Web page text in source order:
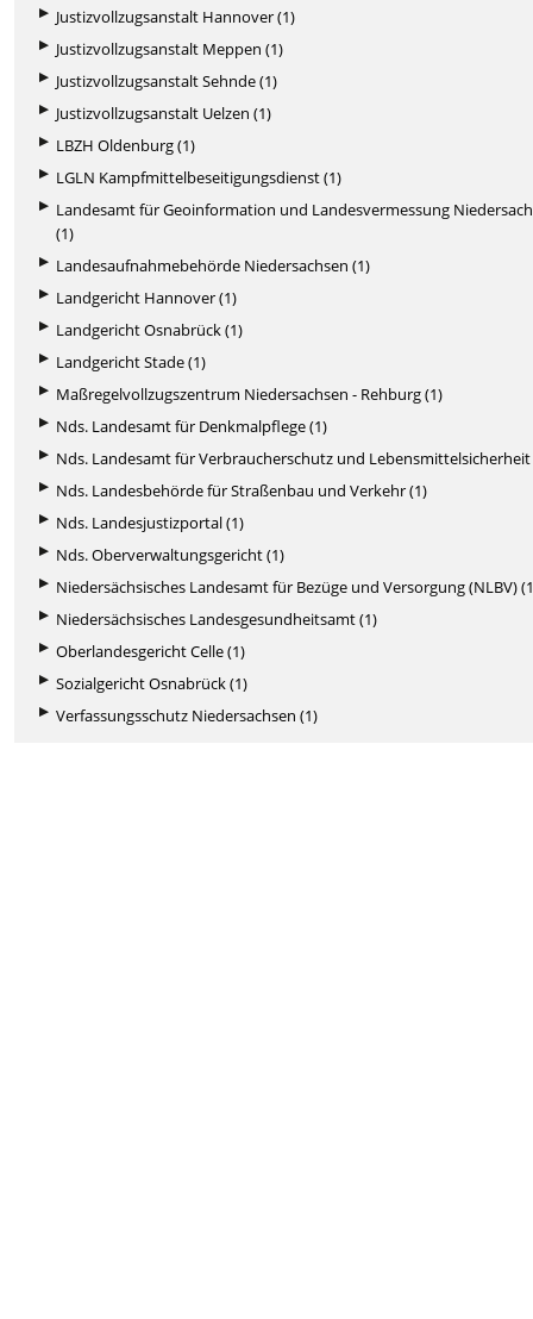
Justizvollzugsanstalt Hannover (1)
Justizvollzugsanstalt Meppen (1)
Justizvollzugsanstalt Sehnde (1)
Justizvollzugsanstalt Uelzen (1)
LBZH Oldenburg (1)
LGLN Kampfmittelbeseitigungsdienst (1)
Landesamt für Geoinformation und Landesvermessung
(1)
Landesaufnahmebehörde Niedersachsen (1)
Landgericht Hannover (1)
Landgericht Osnabrück (1)
Landgericht Stade (1)
Maßregelvollzugszentrum Niedersachsen - Rehburg (1)
Nds. Landesamt für Denkmalpflege (1)
Nds. Landesamt für Verbraucherschutz und Lebensmittelsicherheit
Nds. Landesbehörde für Straßenbau und Verkehr (1)
Nds. Landesjustizportal (1)
Nds. Oberverwaltungsgericht (1)
Niedersächsisches Landesamt für Bezüge und Versorgung (NLBV)
Niedersächsisches Landesgesundheitsamt (1)
Oberlandesgericht Celle (1)
Sozialgericht Osnabrück (1)
Verfassungsschutz Niedersachsen (1)